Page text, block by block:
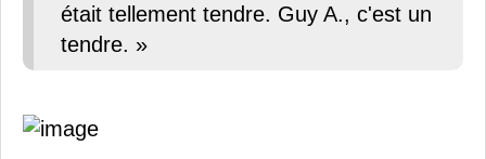
était tellement tendre. Guy A., c'est un
tendre. »